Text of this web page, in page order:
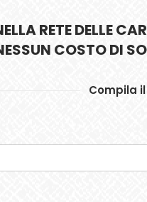
RETE DELLE
COSTO DI
Compila